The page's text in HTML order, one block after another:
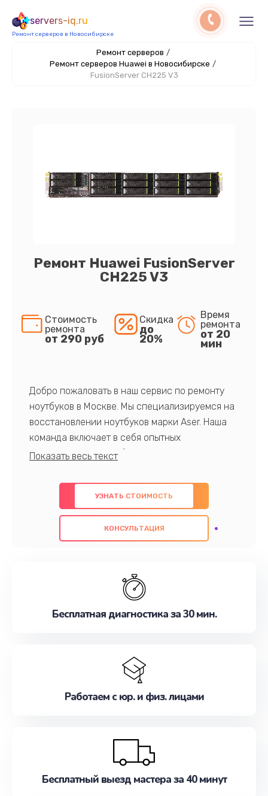
servers-iq.ru
Ремонт серверов в Новосибирске
Ремонт серверов /
Ремонт серверов Huawei в Новосибирске /
FusionServer CH225 V3
Ремонт Huawei FusionServer
CH225 V3
Стоимость
ремонта
от 290 руб
Скидка
до
20%
Время
ремонта
от 20
мин
Добро пожаловать в наш сервис по ремонту
ноутбуков в Москве. Мы специализируемся на
восстановлении ноутбуков марки Aser. Наша
команда включает в себя опытных
профессионалов с обширными знаниями и
предлагаем быстрый и качественный ремонт с
использованием оригинальных компонентов, а
также гарантируем качество всех
проведенных работ. Наша цель - предоставить
наилучшим образом. Не медлите записаться на
УЗНАТЬ СТОИМОСТЬ
КОНСУЛЬТАЦИЯ
Бесплатная диагностика за 30 мин.
Работаем с юр. и физ. лицами
Бесплатный выезд мастера за 40 минут